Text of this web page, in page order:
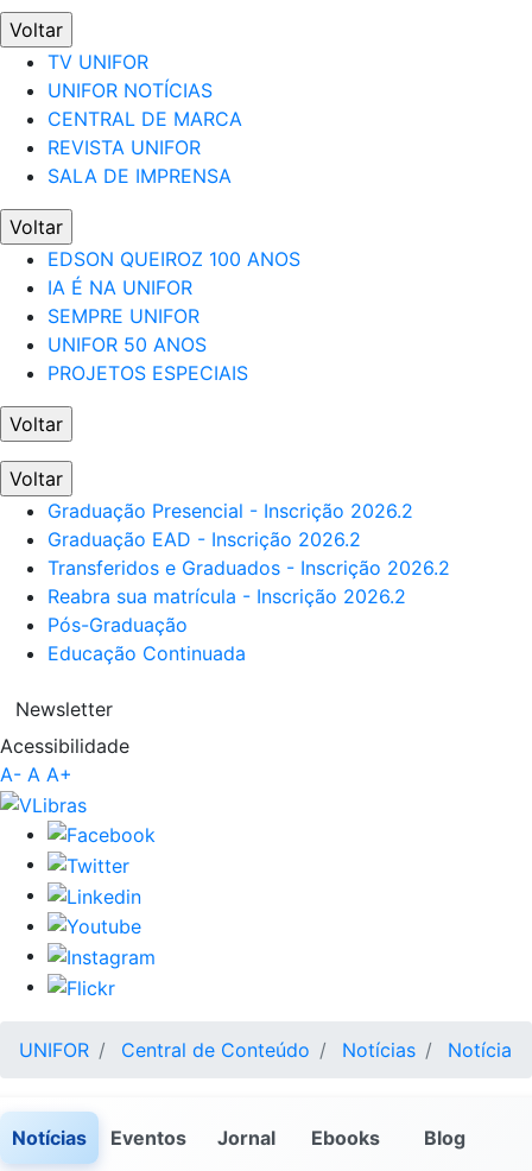
Voltar
TV UNIFOR
UNIFOR NOTÍCIAS
CENTRAL DE MARCA
REVISTA UNIFOR
SALA DE IMPRENSA
Voltar
EDSON QUEIROZ 100 ANOS
IA É NA UNIFOR
SEMPRE UNIFOR
UNIFOR 50 ANOS
PROJETOS ESPECIAIS
Voltar
Voltar
Graduação Presencial - Inscrição 2026.2
Graduação EAD - Inscrição 2026.2
Transferidos e Graduados - Inscrição 2026.2
Reabra sua matrícula - Inscrição 2026.2
Pós-Graduação
Educação Continuada
Newsletter
Acessibilidade
A- A A+
UNIFOR Central de Conteúdo Notícias Notícia
Notícias Eventos Jornal Ebooks Blog